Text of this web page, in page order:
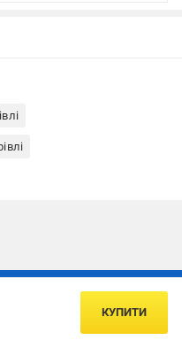
КУПИТИ
про акції та пропозиції
ПІДПИСАТИСЯ